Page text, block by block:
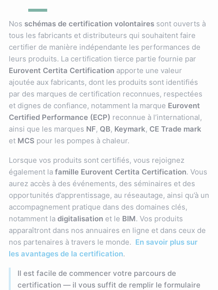
Nos schémas de certification volontairessont ouverts à
tous les fabricants et distributeurs qui souhaitent faire
certifier de manière indépendante les performances de
leurs produits. La certification tierce partie fournie par
Eurovent Certita Certification apporte une valeur
ajoutée aux fabricants, dont les produits sont identifiés
par des marques de certification reconnues, respectées
et dignes de confiance, notamment la marque Eurovent
Certified Performance (ECP) reconnue à l’international,
ainsi que les marques NF, QB, Keymark, CE Trade mark
et MCS pour les pompes à chaleur.
Lorsque vos produits sont certifiés, vous rejoignez
également la famille Eurovent Certita Certification. Vous
aurez accès à des événements, des séminaires et des
opportunités d’apprentissage, au réseautage, ainsi qu’à un
accompagnement pratique dans des domaines clés,
notamment la digitalisation et le BIM. Vos produits
apparaîtront dans nos annuaires en ligne et dans ceux de
nos partenaires à travers le monde. En savoir plus sur
les avantages de la certification.
Il est facile de commencer votre parcours de
certification — il vous suffit de remplir le formulaire